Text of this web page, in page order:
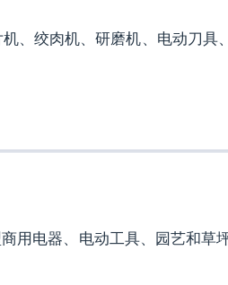
、绞肉机、研磨机、电动刀具
用电器、电动工具、园艺和草